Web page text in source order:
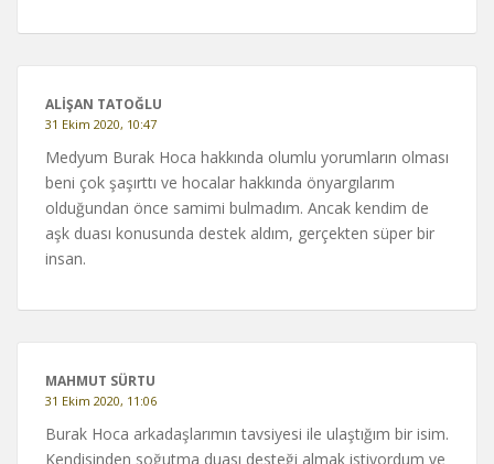
ALİŞAN TATOĞLU
31 Ekim 2020, 10:47
Medyum Burak Hoca hakkında olumlu yorumların olması
beni çok şaşırttı ve hocalar hakkında önyargılarım
olduğundan önce samimi bulmadım. Ancak kendim de
aşk duası konusunda destek aldım, gerçekten süper bir
insan.
MAHMUT SÜRTU
31 Ekim 2020, 11:06
Burak Hoca arkadaşlarımın tavsiyesi ile ulaştığım bir isim.
Kendisinden soğutma duası desteği almak istiyordum ve